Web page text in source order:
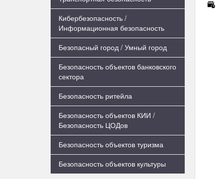
Кибербезопасность /
Информационная безопасность
Безопасный город / Умный город
Безопасность объектов банковского
сектора
Безопасность ритейла
Безопасность объектов КИИ /
Безопасность ЦОДов
Безопасность объектов туризма
Безопасность объектов культуры